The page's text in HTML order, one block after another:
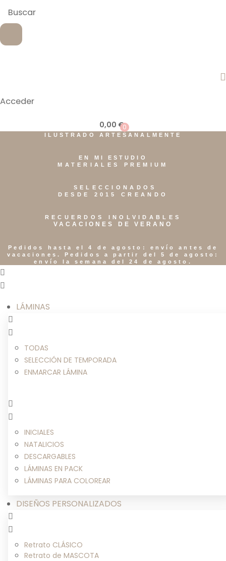
Acceder
0,00 €0
ILUSTRADO ARTESANALMENTE
EN MI ESTUDIO
MATERIALES PREMIUM
SELECCIONADOS
DESDE 2015 CREANDO
RECUERDOS INOLVIDABLES
VACACIONES DE VERANO
Pedidos hasta el 4 de agosto: envío antes de
vacaciones. Pedidos a partir del 5 de agosto:
envío la semana del 24 de agosto.
LÁMINAS
TODAS
SELECCIÓN DE TEMPORADA
ENMARCAR LÁMINA
INICIALES
NATALICIOS
DESCARGABLES
LÁMINAS EN PACK
LÁMINAS PARA COLOREAR
DISEÑOS PERSONALIZADOS
Retrato CLÁSICO
Retrato de MASCOTA